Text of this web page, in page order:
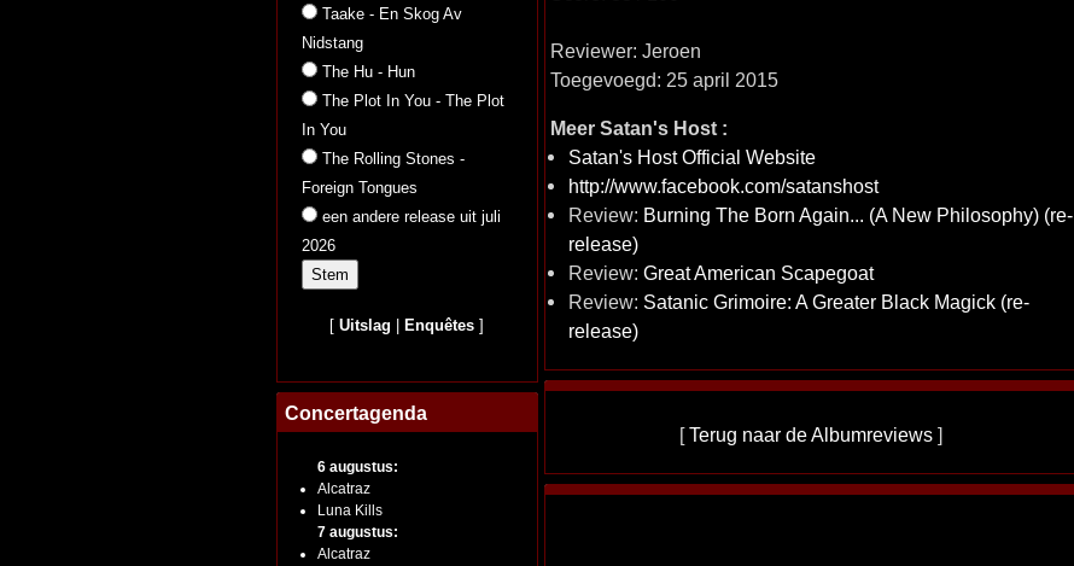
Taake - En Skog Av
Nidstang
The Hu - Hun
The Plot In You - The Plot
In You
The Rolling Stones -
Foreign Tongues
een andere release uit juli
2026
[Uitslag Enquêtes ]
Concertagenda
6 augustus:
Alcatraz
Luna Kills
7 augustus:
Alcatraz
Reviewer: Jeroen
Toegevoegd: 25 april 2015
Meer Satan's Host :
Satan's Host Official Website
http://www.facebook.com/satanshost
Review: Burning The Born Again... (A New Philosophy) (re-
release)
Review: Great American Scapegoat
Review: Satanic Grimoire: A Greater Black Magick (re-
release)
[Terug naar de Albumreviews ]